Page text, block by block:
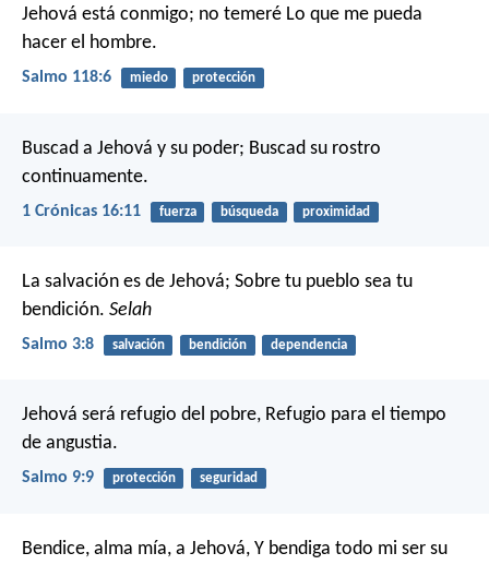
Jehová está conmigo; no temeré Lo que me pueda
hacer el hombre.
Salmo 118:6 miedo protección
Buscad a Jehová y su poder; Buscad su rostro
continuamente.
1 Crónicas 16:11 fuerza búsqueda proximidad
La salvación es de Jehová; Sobre tu pueblo sea tu
bendición. Selah
Salmo 3:8 salvación bendición dependencia
Jehová será refugio del pobre, Refugio para el tiempo
de angustia.
Salmo 9:9 protección seguridad
Bendice, alma mía, a Jehová, Y bendiga todo mi ser su